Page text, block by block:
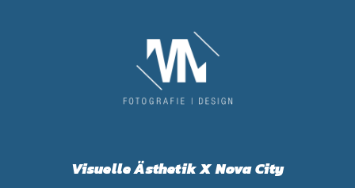
Visuelle Ästhetik X Nova City